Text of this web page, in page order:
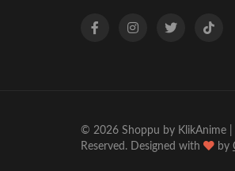
© 2026 Shoppu by KlikAnime |
Reserved.
Designed with by